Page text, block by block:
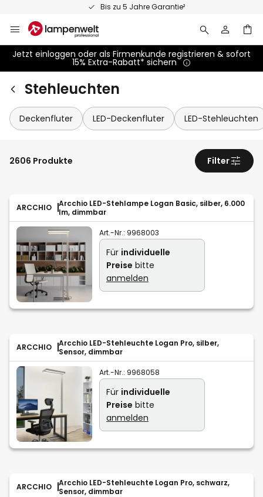
Bis zu 5 Jahre Garantie²
Inhalt
springen
Jetzt einloggen oder als Firmenkunde registrieren & sofort
15% Extra-Rabatt* sichern
Stehleuchten
Deckenfluter LED-Deckenfluter LED-Stehleuchten
ARCCHIO
Arcchio LED-Stehlampe Logan Basic, silber, 6.000
lm, dimmbar
Art.-Nr.: 9968003
Für individuelle
Preise bitte
anmelden
ARCCHIO
Arcchio LED-Stehleuchte Logan Pro, silber,
Sensor, dimmbar
Art.-Nr.: 9968058
Für individuelle
Preise bitte
anmelden
ARCCHIO
Arcchio LED-Stehleuchte Logan Pro, schwarz,
Sensor, dimmbar
2606 Produkte Filter